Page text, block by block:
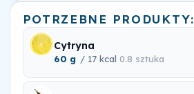
POTRZEBNE PRODUKTY:
Cytryna
60 g / 17 kcal 0.8 sztuka